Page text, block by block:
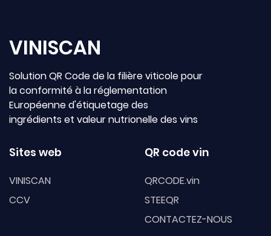
VINISCAN
Solution QR Code de la filière viticole pour
la conformité à la réglementation
Européenne d'étiquetage des
ingrédients et valeur nutrionelle des vins
Sites web
VINISCAN
CCV
QR code vin
QRCODE.vin
STEEQR
CONTACTEZ-NOUS